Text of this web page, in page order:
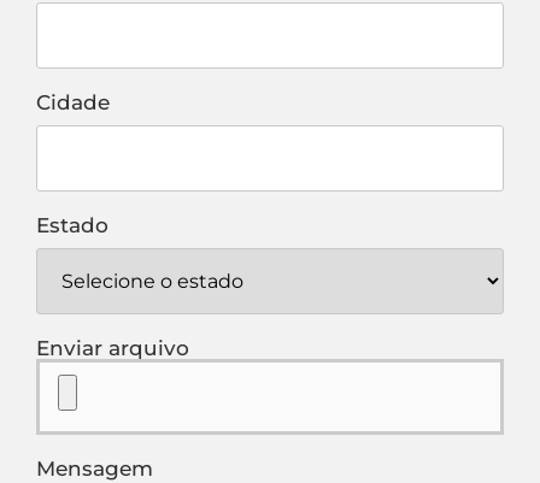
Cidade
Estado
Enviar arquivo
Mensagem